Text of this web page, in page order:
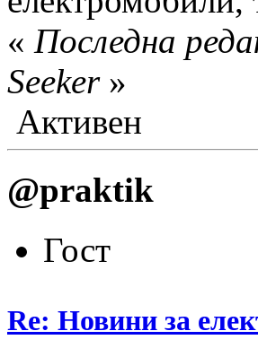
« Последна
Seeker»
Активен
@praktik
Гост
Re: Новини за